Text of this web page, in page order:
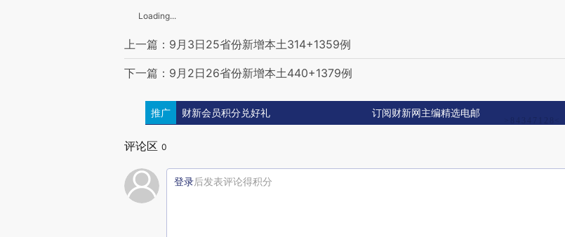
Loading...
上一篇：9月3日25省份新增本土314+1359例
下一篇：9月2日26省份新增本土440+1379例
推广 财新会员积分兑好礼 订阅财新网主编精选电邮
评论区 0
登录后发表评论得积分